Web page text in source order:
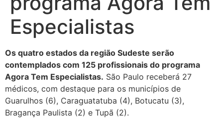
Especialistas
Os quatro estados da região Sudeste serão
contemplados com 125 profissionais do programa
Agora Tem Especialistas. São Paulo receberá 27
médicos, com destaque para os municípios de
Guarulhos (6), Caraguatatuba (4), Botucatu (3),
Bragança Paulista (2) e Tupã (2).